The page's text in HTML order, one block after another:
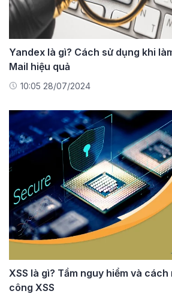
Yandex là gì? Cách sử dụng khi
Mail hiệu quả
10:05 28/07/2024
XSS là gì? Tầm nguy hiểm và
công XSS